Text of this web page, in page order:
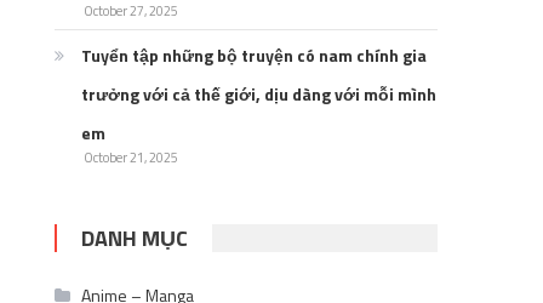
October 27, 2025
Tuyển tập những bộ truyện có nam chính gia
trưởng với cả thế giới, dịu dàng với mỗi mình
em
October 21, 2025
DANH MỤC
Anime – Manga